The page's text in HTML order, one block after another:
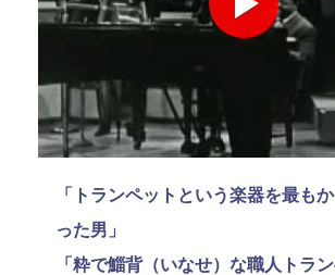
「トランペットという楽器を最も
った男」
「粋で鯔背（いなせ）な職人トラン